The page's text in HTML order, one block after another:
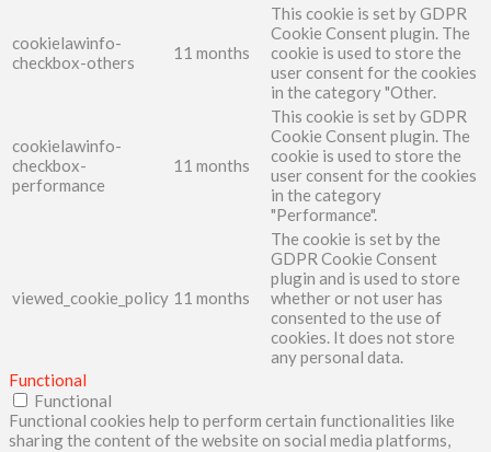
cookielawinfo-
checkbox-others
11 months
This cookie is set by GDPR
Cookie Consent plugin. The
cookie is used to store the
user consent for the cookies
in the category "Other.
cookielawinfo-
checkbox-
performance
11 months
This cookie is set by GDPR
Cookie Consent plugin. The
cookie is used to store the
user consent for the cookies
in the category
"Performance".
viewed_cookie_policy 11 months
The cookie is set by the
GDPR Cookie Consent
plugin and is used to store
whether or not user has
consented to the use of
cookies. It does not store
any personal data.
Functional
Functional
Functional cookies help to perform certain functionalities like
sharing the content of the website on social media platforms,